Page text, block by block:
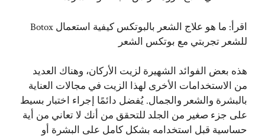
اقرأ:
ما هو علاج الشعر بالبوتكس كيفية استعمال Botox
للشعر تجربتي مع بوتكس الشعر
هذه بعض الفوائد الشهيرة لزيت الأركان، وهناك العديد
من الاستخدامات الأخرى لهذا الزيت في مجالات العناية
بالبشرة والشعر والجمال. يُفضل دائمًا إجراء اختبار بسيط
على جزء صغير من الجلد للتحقق من أنك لا تعاني من أية
حساسية قبل استخدامه بشكل كامل على البشرة أو